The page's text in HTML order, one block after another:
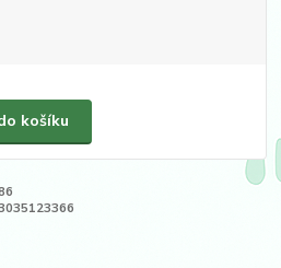
košíku